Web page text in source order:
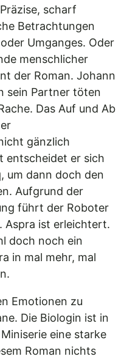
scharf
Betrachtungen
Umganges. Oder
menschlicher
der Roman. Johann
sein Partner töten
Das Auf und Ab
gänzlich
entscheidet er sich
um dann doch den
Aufgrund der
führt der Roboter
Aspra ist erleichtert.
doch noch ein
in mal mehr, mal
Emotionen zu
Die Biologin ist in
eine starke
Roman nichts